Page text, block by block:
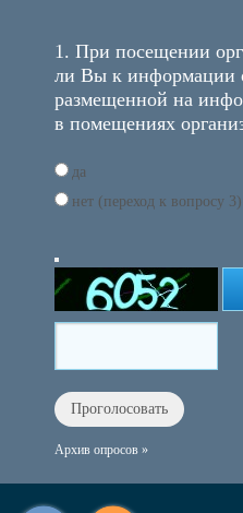
1. При посещении
ли Вы к информации
размещенной на
в помещениях
да
нет (переход к вопросу 3)
Архив опросов »